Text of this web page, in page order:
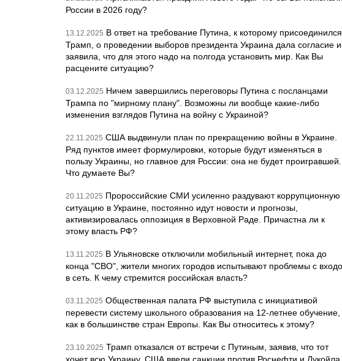
России в 2026 году?
13.12.2025 В ответ на требование Путина, к которому присоединился
Трамп, о проведении выборов президента Украина дала согласие и
заявила, что для этого надо на полгода установить мир. Как Вы
расцените ситуацию?
03.12.2025 Ничем завершились переговоры Путина с посланцами
Трампа по "мирному плану". Возможны ли вообще какие-либо
изменения взглядов Путина на войну с Украиной?
22.11.2025 США выдвинули план по прекращению войны в Украине.
Ряд пунктов имеет формулировки, которые будут изменяться в
пользу Украины, но главное для России: она не будет проигравшей.
Что думаете Вы?
20.11.2025 Пророссийские СМИ усиленно раздувают коррупционную
ситуацию в Украине, постоянно идут новости и прогнозы,
активизировалась оппозиция в Верховной Раде. Причастна ли к
этому власть РФ?
13.11.2025 В Ульяновске отключили мобильный интернет, пока до
конца "СВО", жители многих городов испытывают проблемы с
в сеть. К чему стремится российская власть?
03.11.2025 Общественная палата РФ выступила с инициативой
перевести систему школьного образования на 12-летнее обучение,
как в большинстве стран Европы. Как Вы относитесь к этому?
23.10.2025 Трамп отказался от встречи с Путиным, заявив, что тот